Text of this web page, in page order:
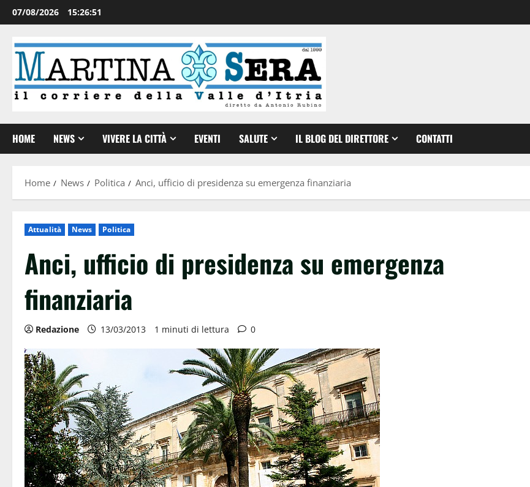
07/08/2026 15:26:52
HOME NEWS VIVERE LA CITTÀ EVENTI SALUTE IL BLOG DEL DIRETTORE CONTATTI
Home News Politica Anci, ufficio di presidenza su emergenza finanziaria
Attualità News Politica
Anci, ufficio di presidenza su emergenza
finanziaria
Redazione 13/03/2013 1 minuti di lettura 0